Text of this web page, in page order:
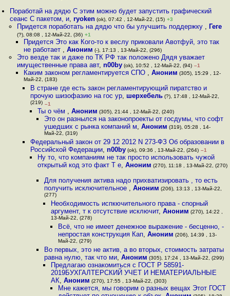
Поработай на дядю С этим можно будет запустить графический
сеанс С пакетом, и,ryoken (ok), 07:42 , 12-Май-22, (15) +3
Придется поработать на дядю что бы улучшить поддержку , Геге
(?), 08:08 , 12-Май-22, (36) +1
Придется Это как Кого-то к веслу приковали Авотфуй, это так
не работает , Аноним (-), 17:13 , 13-Май-22, (296)
Это везде так и даже по ТК РФ так положено Дядя уважает
имущественные права авт, n00by(ok), 10:52 , 12-Май-22, (94) –1
Каким законом регламентируется СПО , Аноним (305), 15:29 , 12-
Май-22, (183)
В стране где есть закон регламентирующий пиратство и
прочую шизофазию на гос ур, шерхебель (?), 17:48 , 12-Май-22,
(219) –1
Ты о чём , Аноним (305), 21:44 , 12-Май-22, (240)
Это он разнылся на законопроекты от госдумы, что софт
ушедших с рынка компаний м, Аноним (319), 05:28 , 14-
Май-22, (319)
Федеральный закон от 29 12 2012 N 273-ФЗ Об образовании в
Российской Федерации,n00by (ok), 09:36 , 13-Май-22, (264) –1
Ну то, что компаниям не так просто использовать чужой
открытый код это факт Т е, Аноним (270), 11:18 , 13-Май-22, (270)
Для получения актива надо прихватизировать , то есть
получить исключительное , Аноним (206), 13:13 , 13-Май-22,
(277)
Необходимость испкючительного права - спорный
аргумент, т к отсутствие исключит,Аноним (270), 14:22 ,
13-Май-22, (278)
Всё, что не имеет денежное выражение - бесценно, -
непростая конструкция Кап, Аноним (206), 14:39 , 13-
Май-22, (279)
Во первых, это не актив, а во вторых, стоимость затраты
равна нулю, так что ми, Аноним (305), 17:24 , 13-Май-22, (299)
Предлагаю ознакомиться с ГОСТ Р 58591-
2019БУХГАЛТЕРСКИЙ УЧЕТ И НЕМАТЕРИАЛЬНЫЕ
АК,Аноним (270), 17:55 , 13-Май-22, (303)
Мне кажется, мы говорим о разных вещах Этот ГОСТ